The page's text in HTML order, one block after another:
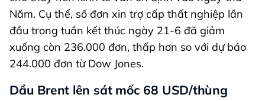
Năm. Cụ thể, số đơn xin trợ cấp thất nghiệp lần
đầu trong tuần kết thúc ngày 21-6 đã giảm
xuống còn 236.000 đơn, thấp hơn so với dự báo
244.000 đơn từ Dow Jones.
Dầu Brent lên sát mốc 68 USD/thùng